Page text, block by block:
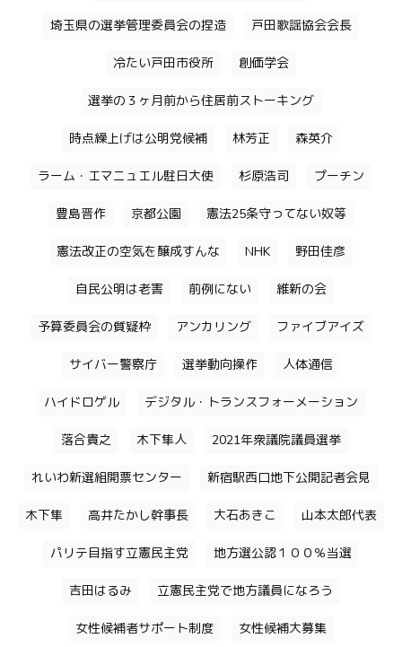
埼玉県の選挙管理委員会の捏造 戸田歌謡協会会長
冷たい戸田市役所 創価学会
選挙の３ヶ月前から住居前ストーキング
時点繰上げは公明党候補 林芳正 森英介
ラーム・エマニュエル駐日大使 杉原浩司 プーチン
豊島晋作 京都公園 憲法25条守ってない奴等
憲法改正の空気を醸成すんな NHK 野田佳彦
自民公明は老害 前例にない 維新の会
予算委員会の質疑枠 アンカリング ファイブアイズ
サイバー警察庁 選挙動向操作 人体通信
ハイドロゲル デジタル・トランスフォーメーション
落合貴之 木下隼人 2021年衆議院議員選挙
れいわ新選組開票センター 新宿駅西口地下公開記者会見
木下隼 高井たかし幹事長 大石あきこ 山本太郎代表
パリテ目指す立憲民主党 地方選公認１００％当選
吉田はるみ 立憲民主党で地方議員になろう
女性候補者サポート制度 女性候補大募集